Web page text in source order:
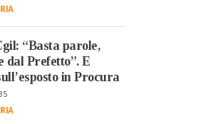
condivisione
“Basta parole,
dal Prefetto”. E
in Procura